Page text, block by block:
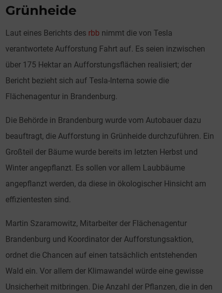
Grünheide
Laut eines Berichts des rbb nimmt die von Tesla
verantwortete Aufforstung Fahrt auf. Es seien inzwischen
über 175 Hektar an Aufforstungsflächen realisiert; der
Bericht bezieht sich auf Tesla-Interna sowie die
Flächenagentur in Brandenburg.
Die Behörde in Brandenburg wurde vom Autobauer dazu
beauftragt, die Aufforstung in Grünheide durchzuführen. Ein
Großteil der Bäume wurde bereits im letzten Herbst und
Winter angepflanzt. Es sollen vor allem Laubbäume
angepflanzt werden, da diese in ökologischer Hinsicht am
effizientesten sind.
Martin Szaramowitz, Mitarbeiter der Flächenagentur
Brandenburg und Koordinator der Aufforstungsaktion,
ordnet die Chancen auf einen tatsächlich entstehenden
Wald ein. Vor allem der Klimawandel würde eine gewisse
Unsicherheit mitbringen. Die Anzahl der Pflanzen, die in den